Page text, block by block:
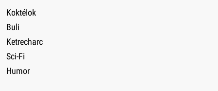
Koktélok
Buli
Ketrecharc
Sci-Fi
Humor